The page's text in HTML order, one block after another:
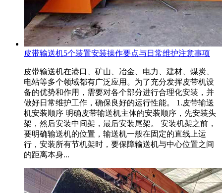
皮带输送机5个装置安装操作要点与日常维护注意事项
皮带输送机在港口、矿山、冶金、电力、建材、煤炭、
电站等多个领域都有广泛应用。为了充分发挥皮带机设
备的优势和作用，需要对各个部分进行合理化安装，并
做好日常维护工作，确保良好的运行性能。 1.皮带输送
机安装顺序 明确皮带输送机主体的安装顺序，先安装头
架，然后安装中间架，最后安装尾架。 安装机架之前，
要明确输送机的位置，输送机一般在固定的直线上运
行，安装所有节机架时，要保障输送机与中心位置之间
的距离本身...